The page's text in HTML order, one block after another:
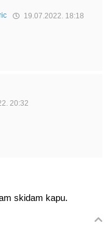
19.07.2022. 18:18
20:32
skidam kapu.